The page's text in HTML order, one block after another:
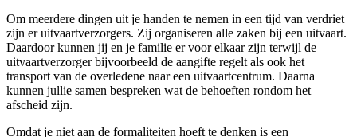
Om meerdere dingen uit je handen te nemen in een tijd van verdriet
zijn er uitvaartverzorgers. Zij organiseren alle zaken bij een uitvaart.
Daardoor kunnen jij en je familie er voor elkaar zijn terwijl de
uitvaartverzorger bijvoorbeeld de aangifte regelt als ook het
transport van de overledene naar een uitvaartcentrum. Daarna
kunnen jullie samen bespreken wat de behoeften rondom het
afscheid zijn.
Omdat je niet aan de formaliteiten hoeft te denken is een